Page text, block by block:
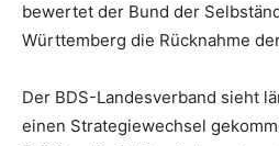
bewertet der Bund der
Württemberg die Rücknahme
Der BDS-Landesverband sieht
einen Strategiewechsel